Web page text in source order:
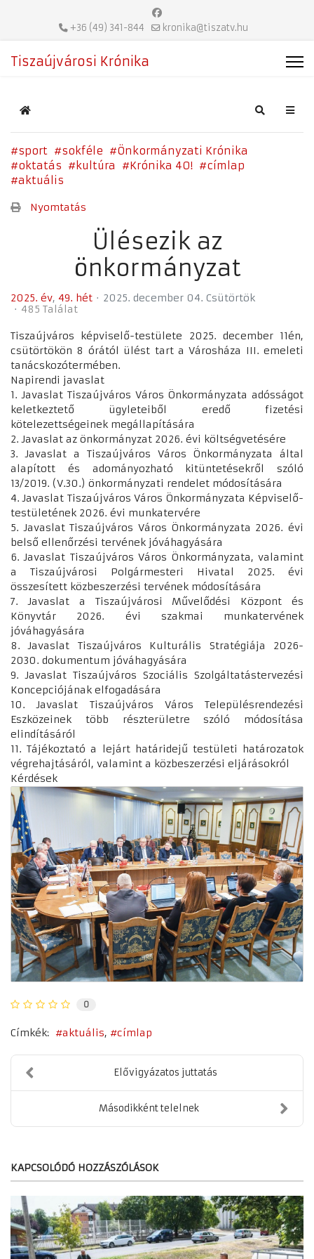
+36 (49) 341-844 kronika@tiszatv.hu
Tiszaújvárosi Krónika
Home Search
sport sokféle
Önkormányzati Krónika
oktatás
kultúra Krónika 40!
címlap
aktuális
Nyomtatás
Ülésezik az
önkormányzat
2025. év 49. hét
2025. december 04. Csütörtök
485 Találat
Tiszaújváros képviselő-testülete 2025. december 11én,
csütörtökön 8 órától ülést tart a Városháza III. emeleti
tanácskozótermében.
Napirendi javaslat
1. Javaslat Tiszaújváros Város Önkormányzata adósságot
keletkeztető ügyleteiből eredő fizetési
kötelezettségeinek megállapítására
2. Javaslat az önkormányzat 2026. évi költségvetésére
3. Javaslat a Tiszaújváros Város Önkormányzata által
alapított és adományozható kitüntetésekről szóló
13/2019. (V.30.) önkormányzati rendelet módosítására
4. Javaslat Tiszaújváros Város Önkormányzata Képviselő-
testületének 2026. évi munkatervére
5. Javaslat Tiszaújváros Város Önkormányzata 2026. évi
belső ellenőrzési tervének jóváhagyására
6. Javaslat Tiszaújváros Város Önkormányzata, valamint
a Tiszaújvárosi Polgármesteri Hivatal 2025. évi
összesített közbeszerzési tervének módosítására
7. Javaslat a Tiszaújvárosi Művelődési Központ és
Könyvtár 2026. évi szakmai munkatervének
jóváhagyására
8. Javaslat Tiszaújváros Kulturális Stratégiája 2026-
2030. dokumentum jóváhagyására
9. Javaslat Tiszaújváros Szociális Szolgáltatástervezési
Koncepciójának elfogadására
10. Javaslat Tiszaújváros Város Településrendezési
Eszközeinek több részterületre szóló módosítása
elindításáról
11. Tájékoztató a lejárt határidejű testületi határozatok
végrehajtásáról, valamint a közbeszerzési eljárásokról
Kérdések
0
Címkék: aktuális címlap
Elővigyázatos juttatás
Másodikként telelnek
KAPCSOLÓDÓ HOZZÁSZÓLÁSOK